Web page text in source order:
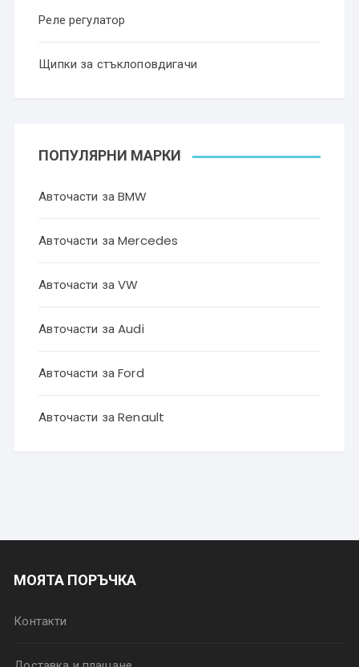
Реле регулатор
Щипки за стъклоповдигачи
ПОПУЛЯРНИ МАРКИ
Авточасти за BMW
Авточасти за Mercedes
Авточасти за VW
Авточасти за Audi
Авточасти за Ford
Авточасти за Renault
МОЯТА ПОРЪЧКА
Контакти